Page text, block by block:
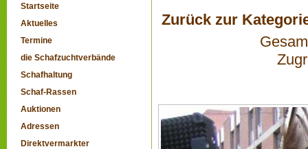
Startseite
Aktuelles
Termine
die Schafzuchtverbände
Schafhaltung
Schaf-Rassen
Auktionen
Adressen
Direktvermarkter
Zurück zur